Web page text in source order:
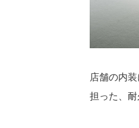
店舗の内
担った、耐